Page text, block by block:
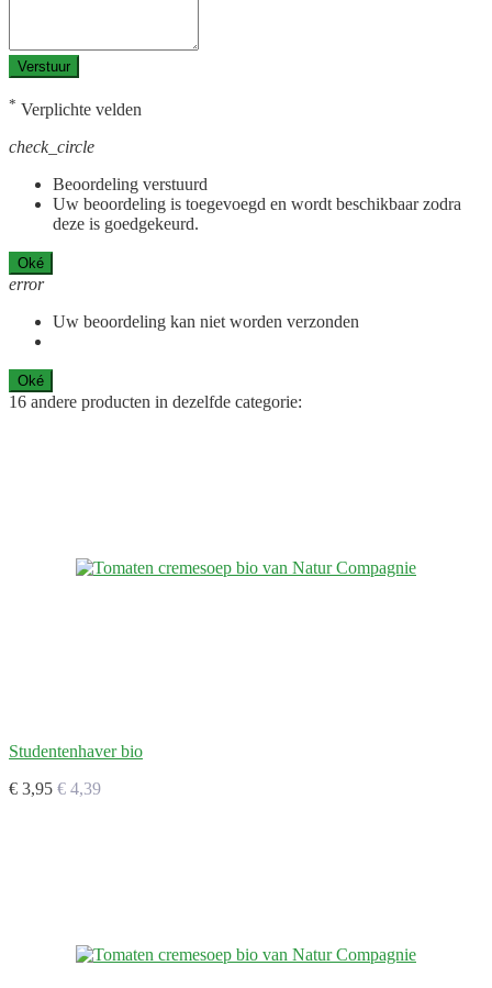
Verstuur
* Verplichte velden
check_circle
Beoordeling verstuurd
Uw beoordeling is toegevoegd en wordt beschikbaar zodra
deze is goedgekeurd.
Oké
error
Uw beoordeling kan niet worden verzonden
Oké
16 andere producten in dezelfde categorie:
Studentenhaver bio
€ 3,95 € 4,39